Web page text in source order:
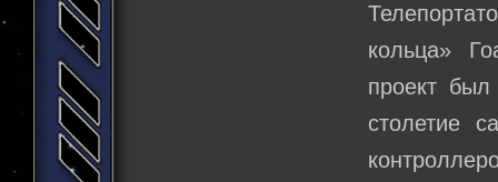
кольца»
проект
столетие